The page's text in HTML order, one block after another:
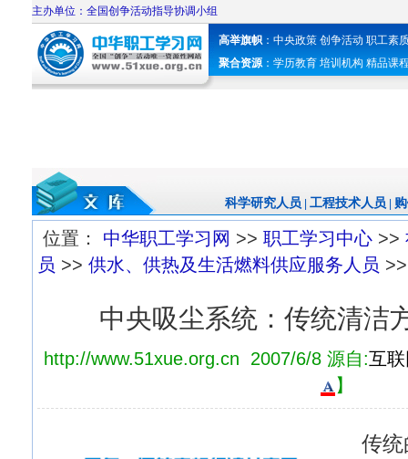
主办单位：全国创争活动指导协调小组
高举旗帜 ： 中央政策 创争活动 职工素
聚合资源： 学历教育 培训机构 精品课
科学研究人员 工程技术人员
位置： 中华职工学习网 >> 职工学习中心 >>
员 >> 供水、供热及生活燃料供应服务人员
中央吸尘系统：传统清洁
http://www.51xue.org.cn 2007/6/8 源自:互
】
传